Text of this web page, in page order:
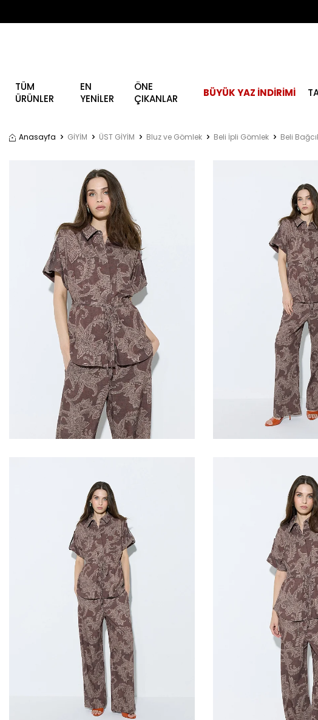
TÜM
ÜRÜNLER
EN
YENİLER
ÖNE
ÇIKANLAR
BÜYÜK YAZ İNDİRİMİ
Anasayfa GİYİM ÜST GİYİM Bluz ve Gömlek Beli İpli Gömlek Beli